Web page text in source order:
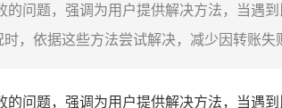
的问题，强调为用户提供解决方法，当遇
，依据这些方法尝试解决，减少因转账
的问题，强调为用户提供解决方法，当遇到